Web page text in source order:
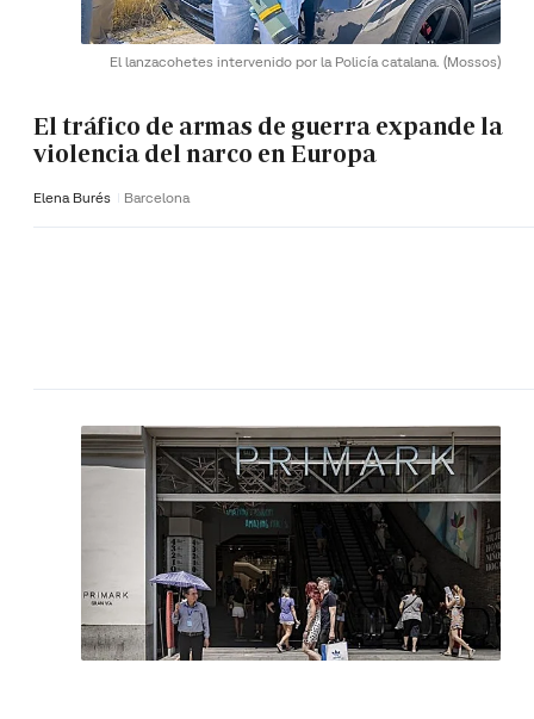
El lanzacohetes intervenido por la Policía catalana. (Mossos)
El tráfico de armas de guerra expande la
violencia del narco en Europa
Elena Burés Barcelona